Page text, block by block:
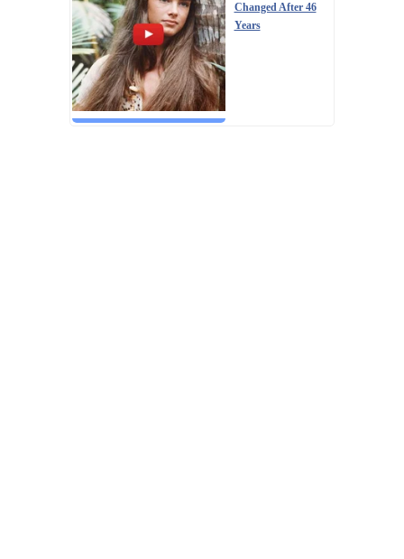
Changed After 46
Years